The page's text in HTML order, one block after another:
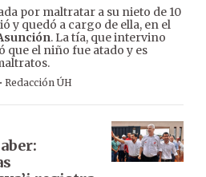
por maltratar a su nieto de 10
y quedó a cargo de ella, en el
. La tía, que intervino
que el niño fue atado y es
· Redacción ÚH